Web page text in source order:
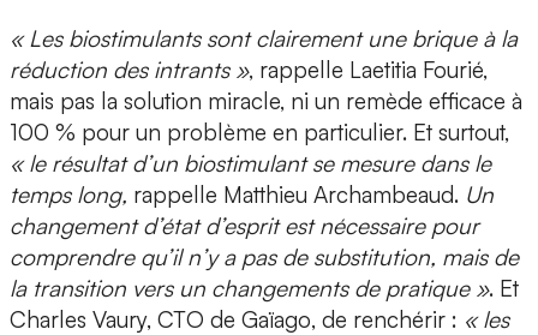
« Les biostimulants sont clairement une brique à la
réduction des intrants », rappelle Laetitia Fourié,
mais pas la solution miracle, ni un remède efficace à
100 % pour un problème en particulier. Et surtout,
« le résultat d’un biostimulant se mesure dans le
temps long, rappelle Matthieu Archambeaud. Un
changement d’état d’esprit est nécessaire pour
comprendre qu’il n’y a pas de substitution, mais de
la transition vers un changements de pratique ». Et
Charles Vaury, CTO de Gaïago, de renchérir : « les